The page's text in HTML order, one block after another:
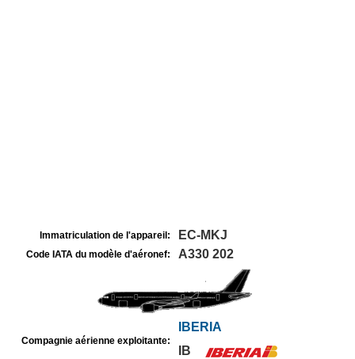
Immatriculation de l'appareil: EC-MKJ
Code IATA du modèle d'aéronef: A330 202
Compagnie aérienne exploitante:
IBERIA
IB